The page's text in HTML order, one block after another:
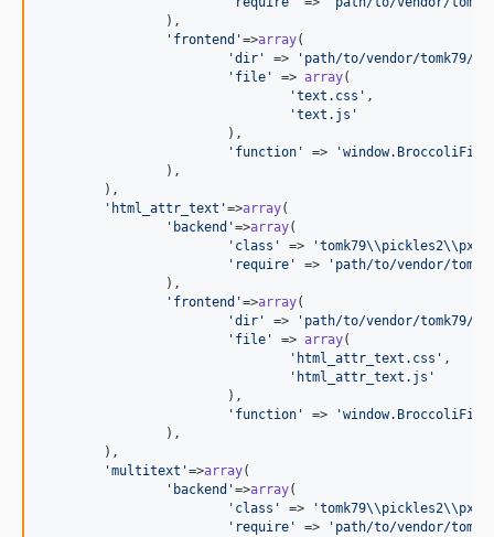
' frontend '=>array(
'dir ' => ' path/to/vendor/tomk79/
' file ' => array(
'text.css ' ,
'text.js '
' function ' => '
' html_attr_text '=>array(
' backend '=>array(
' class ' => 'tomk79\\pickles2\\
' require ' => ' path/to/vendor/
' frontend '=>array(
'dir ' => ' path/to/vendor/tomk79/
' file ' => array(
' html_attr_text.css ' ,
' html_attr_text.js '
' function ' => '
'multitext '=>array(
' backend '=>array(
' class ' => 'tomk79\\pickles2\\
' require ' => ' path/to/vendor/